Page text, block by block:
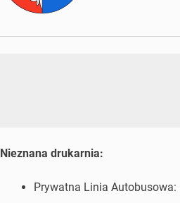
Nieznana drukarnia:
Prywatna Linia Autobusowa: